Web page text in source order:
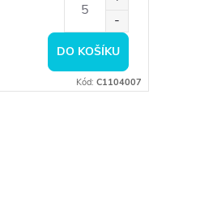
DO KOŠÍKU
Kód: C1104007